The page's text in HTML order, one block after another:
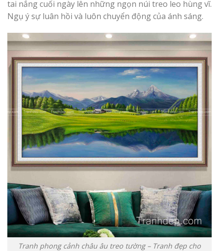
tai nắng cuối ngày lên những ngọn núi treo leo hùng vĩ.
Ngụ ý sự luân hồi và luôn chuyển động của ánh sáng.
Tranh phong cảnh châu âu treo tường – Tranh đẹp cho